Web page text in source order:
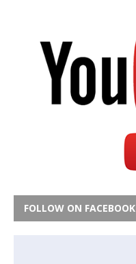
FOLLOW ON FACEBOOK